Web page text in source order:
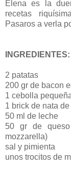
Elena es la
recetas
Pasaros a verla
INGREDIENTES:
2 patatas
200 gr de bacon
1 cebolla
1 brick de nata
50 ml de leche
50 gr de
mozzarella)
sal y pimienta
unos trocitos de